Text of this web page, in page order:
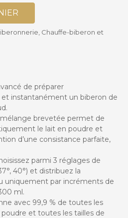
Chauffe-biberon et
de préparer
instantanément un biberon de
brevetée permet de
le lait en poudre et
d’une consistance parfaite,
parmi 3 réglages de
40°) et distribuez la
uniquement par incréments de
ml.
avec 99,9 % de toutes les
et toutes les tailles de